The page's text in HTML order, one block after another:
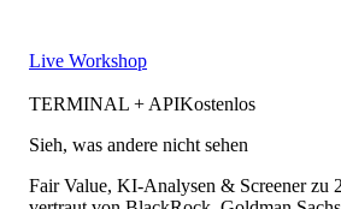
Live Workshop
TERMINAL + APIKostenlos
Sieh, was andere nicht sehen
Fair Value, KI-Analysen & Screener